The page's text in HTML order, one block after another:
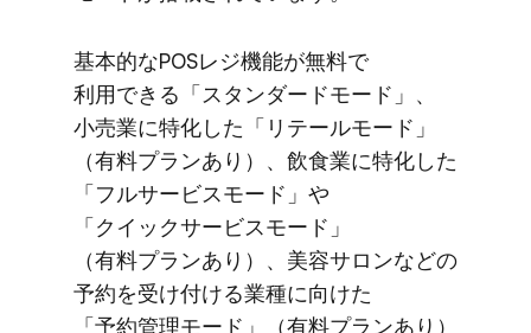
基本的な​​POSレジ機能が​​無料で​​
利用できる​​「スタンダードモード」、​​
小売業に​​特化した​​「リテールモード」​​
（有料プランあり）、​​飲食業に​​特化した​​
「フルサービスモード」や​​
「クイックサービスモード」​​
（有料プランあり）、​​美容サロンなどの​​
予約を​​受け付ける​​業種に​​向けた​​
「予約管理モード」​​（有料プランあり）